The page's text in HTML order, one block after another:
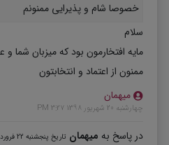
خصوصا شام و پذیرایی ممنونم
سلام
مایه افتخارمون بود که میزبان شما و
ممنون از اعتماد و انتخابتون
میهمان
چهارشنبه 20 شهریور 1398 3:27 PM
در پاسخ به میهمان تاریخ پنجشنبه 22 فروردین 1398 12:39 PM